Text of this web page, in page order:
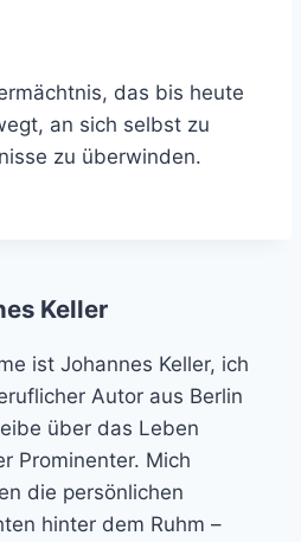
das bis heute
an sich selbst zu
zu überwinden.
Keller
ist Johannes Keller, ich
Autor aus Berlin
über das Leben
Prominenter. Mich
die persönlichen
hinter dem Ruhm –